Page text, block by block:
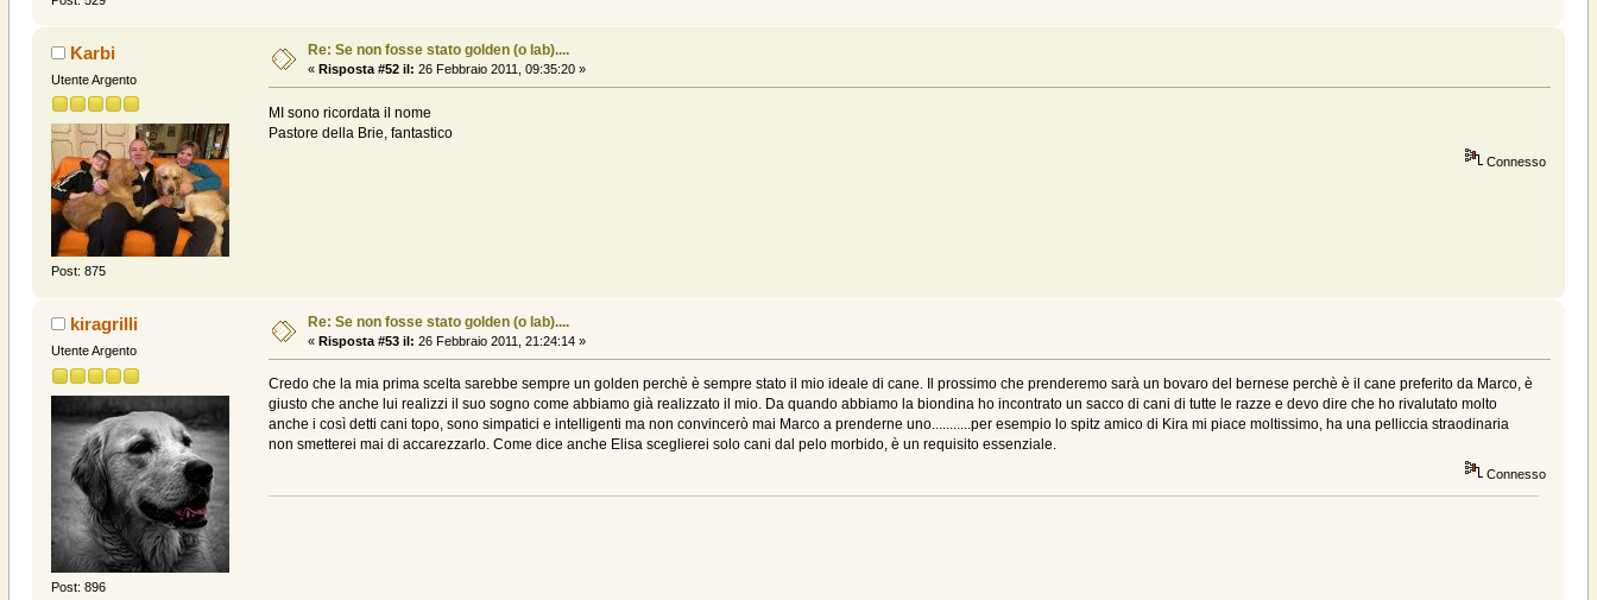
Karbi
Utente Argento
Post: 875
Re: Se non fosse stato golden (o lab)....
« Risposta #52 il: 26 Febbraio 2011, 09:35:20 »
MI sono ricordata il nome
Pastore della Brie, fantastico
Connesso
kiragrilli
Utente Argento
Post: 896
Re: Se non fosse stato golden (o lab)....
« Risposta #53 il: 26 Febbraio 2011, 21:24:14 »
Credo che la mia prima scelta sarebbe sempre un golden perchè è sempre stato il mio ideale di cane. Il prossimo che prenderemo sarà un bovaro del bernese perchè è il cane preferito da Marco, è
giusto che anche lui realizzi il suo sogno come abbiamo già realizzato il mio. Da quando abbiamo la biondina ho incontrato un sacco di cani di tutte le razze e devo dire che ho rivalutato molto
anche i così detti cani topo, sono simpatici e intelligenti ma non convincerò mai Marco a prenderne uno...........per esempio lo spitz amico di Kira mi piace moltissimo, ha una pelliccia straodinaria
non smetterei mai di accarezzarlo. Come dice anche Elisa sceglierei solo cani dal pelo morbido, è un requisito essenziale.
Connesso